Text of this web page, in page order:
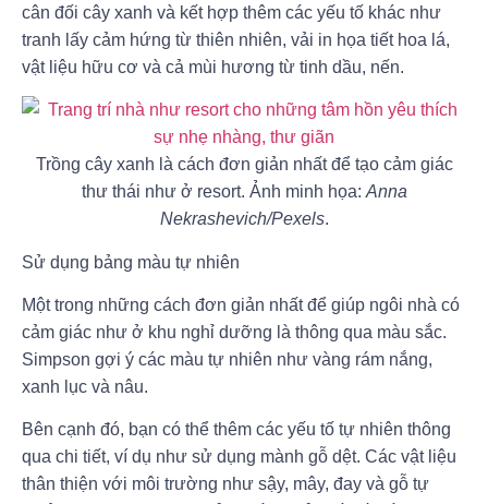
cân đối cây xanh và kết hợp thêm các yếu tố khác như
tranh lấy cảm hứng từ thiên nhiên, vải in họa tiết hoa lá,
vật liệu hữu cơ và cả mùi hương từ tinh dầu, nến.
Trồng cây xanh là cách đơn giản nhất để tạo cảm giác
thư thái như ở resort. Ảnh minh họa: Anna
Nekrashevich/Pexels.
Sử dụng bảng màu tự nhiên
Một trong những cách đơn giản nhất để giúp ngôi nhà có
cảm giác như ở khu nghỉ dưỡng là thông qua màu sắc.
Simpson gợi ý các màu tự nhiên như vàng rám nắng,
xanh lục và nâu.
Bên cạnh đó, bạn có thể thêm các yếu tố tự nhiên thông
qua chi tiết, ví dụ như sử dụng mành gỗ dệt. Các vật liệu
thân thiện với môi trường như sậy, mây, đay và gỗ tự